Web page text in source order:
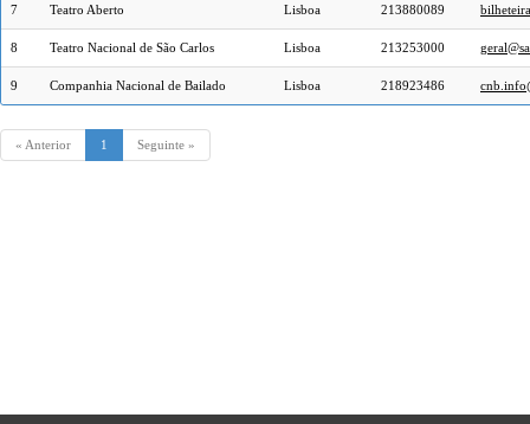
7 Teatro Aberto Lisboa 213880089
8 Teatro Nacional de São Carlos Lisboa 213253000
9 Companhia Nacional de Bailado Lisboa 218923486
« Anterior 1 Seguinte »